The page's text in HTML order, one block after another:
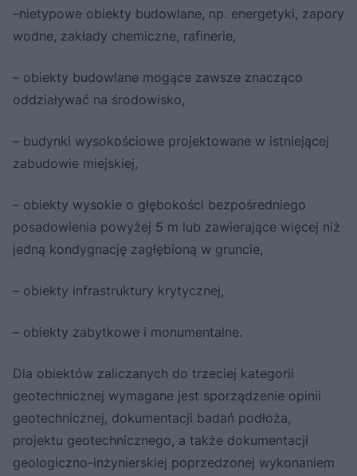
–nietypowe obiekty budowlane, np. energetyki, zapory
wodne, zakłady chemiczne, rafinerie,
– obiekty budowlane mogące zawsze znacząco
oddziaływać na środowisko,
– budynki wysokościowe projektowane w istniejącej
zabudowie miejskiej,
– obiekty wysokie o głębokości bezpośredniego
posadowienia powyżej 5 m lub zawierające więcej niż
jedną kondygnację zagłębioną w gruncie,
– obiekty infrastruktury krytycznej,
– obiekty zabytkowe i monumentalne.
Dla obiektów zaliczanych do trzeciej kategorii
geotechnicznej wymagane jest sporządzenie opinii
geotechnicznej, dokumentacji badań podłoża,
projektu geotechnicznego, a także dokumentacji
geologiczno-inżynierskiej poprzedzonej wykonaniem